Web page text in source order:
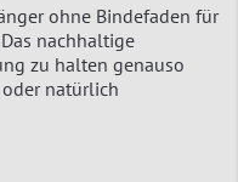
ohne Bindefaden für
nachhaltige
zu halten genauso
natürlich